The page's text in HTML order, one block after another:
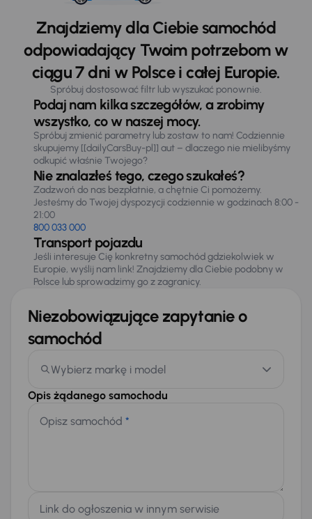
Znajdziemy dla Ciebie samochód
odpowiadający Twoim potrzebom w
ciągu 7 dni w Polsce i całej Europie.
Spróbuj dostosować filtr lub wyszukać ponownie.
Podaj nam kilka szczegółów, a zrobimy
wszystko, co w naszej mocy.
Spróbuj zmienić parametry lub zostaw to nam! Codziennie
skupujemy [[dailyCarsBuy-pl]] aut – dlaczego nie mielibyśmy
odkupić właśnie Twojego?
Nie znalazłeś tego, czego szukałeś?
Zadzwoń do nas bezpłatnie, a chętnie Ci pomożemy.
Jesteśmy do Twojej dyspozycji codziennie w godzinach 8:00 -
21:00
800 033 000
Transport pojazdu
Jeśli interesuje Cię konkretny samochód gdziekolwiek w
Europie, wyślij nam link! Znajdziemy dla Ciebie podobny w
Polsce lub sprowadzimy go z zagranicy.
Niezobowiązujące zapytanie o
samochód
Wybierz markę i model
Opis żądanego samochodu
Opisz samochód *
Link do ogłoszenia w innym serwisie